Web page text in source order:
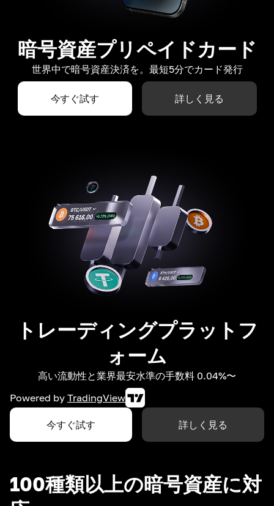
暗号資産プリペイドカード
世界中で暗号資産決済を。最短5分でカード発行
今すぐ試す 詳しく見る
トレーディングプラットフ
ォーム
高い流動性と業界最安水準の手数料 0.04%〜
Powered by TradingView
今すぐ試す 詳しく見る
100種類以上の暗号資産に対